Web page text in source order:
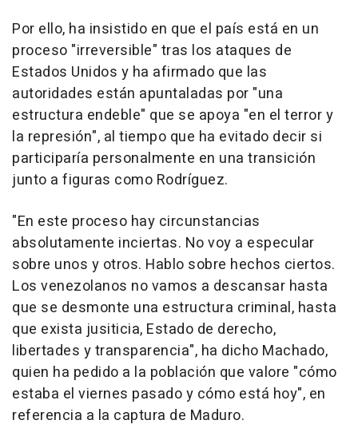
Por ello, ha insistido en que el país está en un
proceso "irreversible" tras los ataques de
Estados Unidos y ha afirmado que las
autoridades están apuntaladas por "una
estructura endeble" que se apoya "en el terror y
la represión", al tiempo que ha evitado decir si
participaría personalmente en una transición
junto a figuras como Rodríguez.
"En este proceso hay circunstancias
absolutamente inciertas. No voy a especular
sobre unos y otros. Hablo sobre hechos ciertos.
Los venezolanos no vamos a descansar hasta
que se desmonte una estructura criminal, hasta
que exista jusiticia, Estado de derecho,
libertades y transparencia", ha dicho Machado,
quien ha pedido a la población que valore "cómo
estaba el viernes pasado y cómo está hoy", en
referencia a la captura de Maduro.